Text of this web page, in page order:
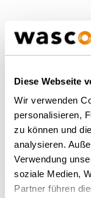
Diese Webseite
Wir verwenden
personalisieren,
zu können und
analysieren.
Verwendung
soziale Medien,
Partner führen
More